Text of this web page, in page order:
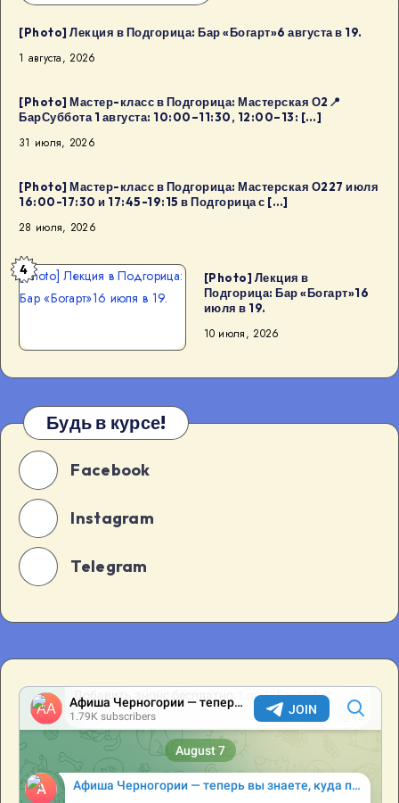
[Photo] Лекция в Подгорица: Бар «Богарт»6 августа в 19.
1 августа, 2026
[Photo] Мастер-класс в Подгорица: Мастерская О2📍
БарСуббота 1 августа: 10:00–11:30, 12:00–13: […]
31 июля, 2026
[Photo] Мастер-класс в Подгорица: Мастерская О227 июля
16:00-17:30 и 17:45-19:15 в Подгорица с […]
28 июля, 2026
[Photo] Лекция в Подгорица:
Бар «Богарт»16 июля в 19.
4
[Photo] Лекция в
Подгорица: Бар «Богарт»16
июля в 19.
10 июля, 2026
Будь в курсе!
Facebook
Instagram
Telegram